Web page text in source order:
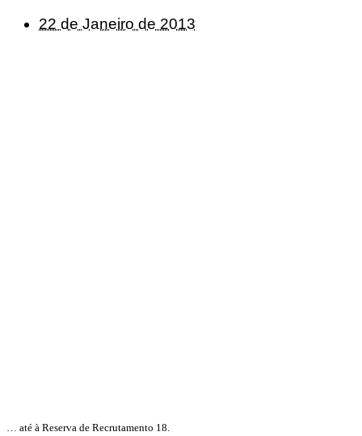
22 de Janeiro de 2013
… até à Reserva de Recrutamento 18.